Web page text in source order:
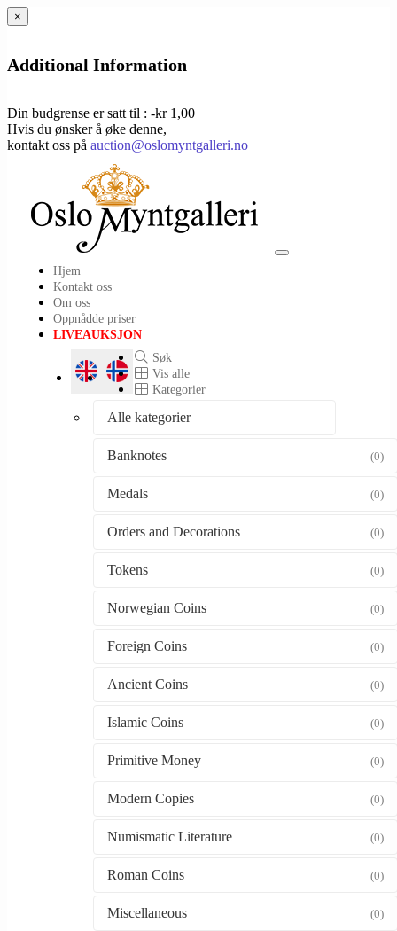
×
Additional Information
Din budgrense er satt til : -kr 1,00
Hvis du ønsker å øke denne,
kontakt oss på auction@oslomyntgalleri.no
Toggle
Hjem
Kontakt oss
Om oss
Oppnådde priser
LIVEAUKSJON
Søk
Vis alle
Kategorier
Alle kategorier
Banknotes (0)
Medals (0)
Orders and Decorations (0)
Tokens (0)
Norwegian Coins (0)
Foreign Coins (0)
Ancient Coins (0)
Islamic Coins (0)
Primitive Money (0)
Modern Copies (0)
Numismatic Literature (0)
Roman Coins (0)
Miscellaneous (0)